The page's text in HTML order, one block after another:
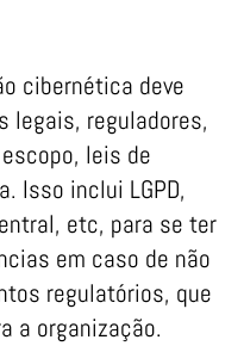
cibernética deve
legais, reguladores,
leis de
Isso inclui LGPD,
etc, para se ter
em caso de não
regulatórios, que
a organização.